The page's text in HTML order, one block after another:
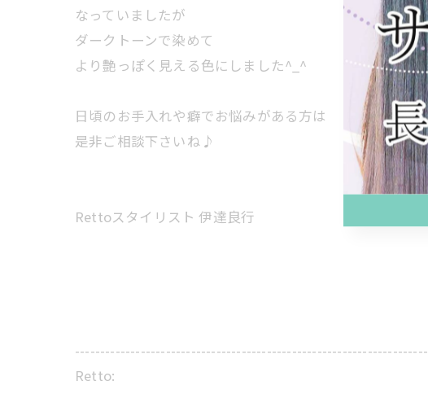
なっていましたが
ダークトーンで染めて
より艶っぽく見える色にしました^_^
日頃のお手入れや癖でお悩みがある方は
是非ご相談下さいね♪
Rettoスタイリスト 伊達良行
----------------------------------------------------------------------
Retto: